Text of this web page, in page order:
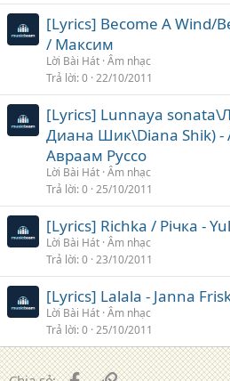
[Lyrics] Become A Wind/
/ Максим
Lời Bài Hát Âm nhạc
Trả lời 0 22/10/2011
[Lyrics] Lunnaya
Диана Шик\Diana Shik) -
Авраам Руссо
Lời Bài Hát Âm nhạc
Trả lời 0 25/10/2011
[Lyrics] Richka / Річка -
Lời Bài Hát Âm nhạc
Trả lời 0 23/10/2011
[Lyrics] Lalala - Janna
Lời Bài Hát Âm nhạc
Trả lời 0 25/10/2011